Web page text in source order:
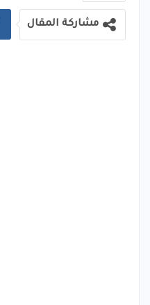
مشاركة المقال